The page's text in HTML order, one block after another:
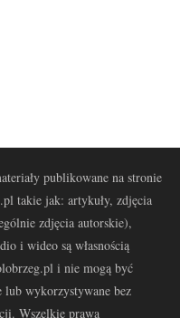
publikowane na stronie
takie jak: artykuły, zdjęcia
zdjęcia autorskie),
i wideo są własnością
i nie mogą być
lub wykorzystywane bez
Wszelkie prawa